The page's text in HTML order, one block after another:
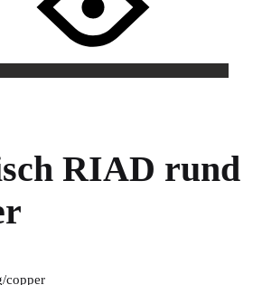
RIAD rund
copper